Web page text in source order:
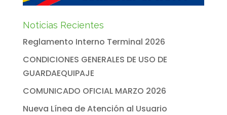
Noticias Recientes
Reglamento Interno Terminal 2026
CONDICIONES GENERALES DE USO DE
GUARDAEQUIPAJE
COMUNICADO OFICIAL MARZO 2026
Nueva Línea de Atención al Usuario